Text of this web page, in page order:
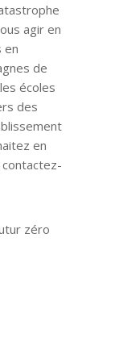
agir en
en
de
écoles
des
en
zéro